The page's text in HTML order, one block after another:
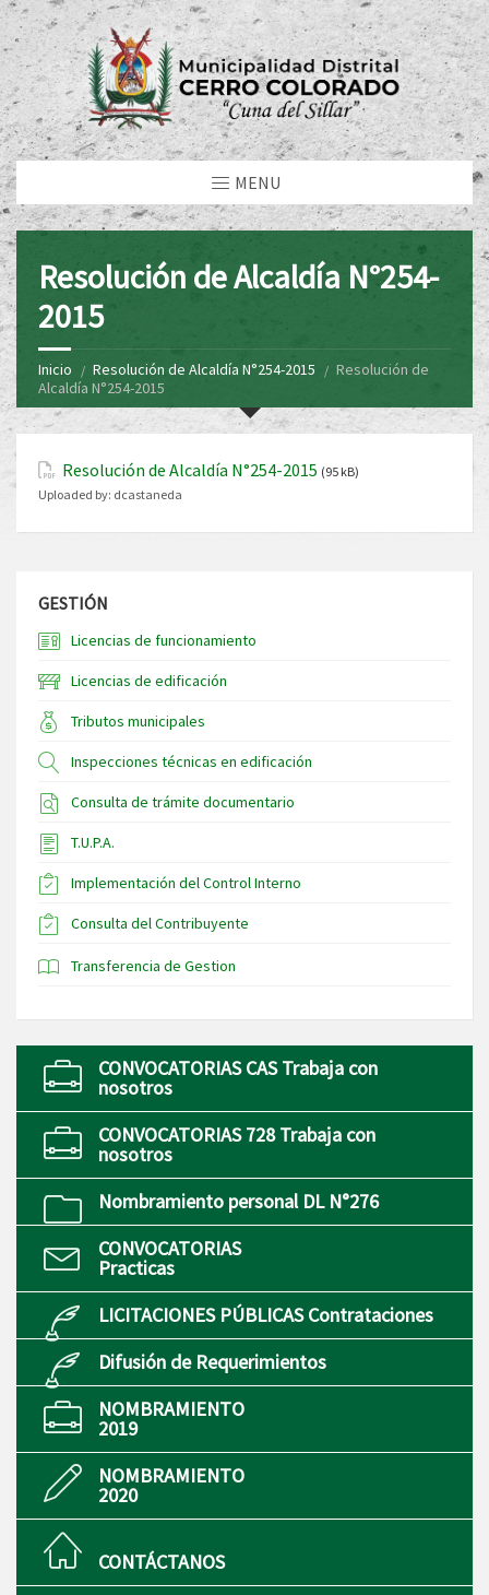
MENU
Resolución de Alcaldía N°254-
2015
Inicio Resolución de Alcaldía N°254-2015
Resolución de
Alcaldía N°254-2015
Resolución de Alcaldía N°254-2015 (95 kB)
Uploaded by: dcastaneda
GESTIÓN
Licencias de funcionamiento
Licencias de edificación
Tributos municipales
Inspecciones técnicas en edificación
Consulta de trámite documentario
T.U.P.A.
Implementación del Control Interno
Consulta del Contribuyente
Transferencia de Gestion
CONVOCATORIAS CAS Trabaja con
nosotros
CONVOCATORIAS 728 Trabaja con
nosotros
Nombramiento personal DL N°276
CONVOCATORIAS
Practicas
LICITACIONES PÚBLICAS Contrataciones
Difusión de Requerimientos
NOMBRAMIENTO
2019
NOMBRAMIENTO
2020
CONTÁCTANOS